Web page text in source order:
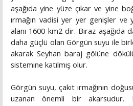
aşağıda yine yüze çıkar ve yine
ırmağın vadisi yer yer genişler ve
alanı 1600 km2 dir. Biraz aşağıda
daha güçlü olan Görgün suyu ile
akarak Seyhan baraj gölüne
sistemine katılmış olur.
Görgün suyu, çakıt ırmağının
uzanan önemli bir akarsudur.